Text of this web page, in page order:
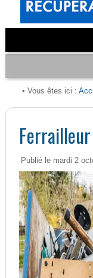
• Vous êtes ici :
Publié le mardi 2